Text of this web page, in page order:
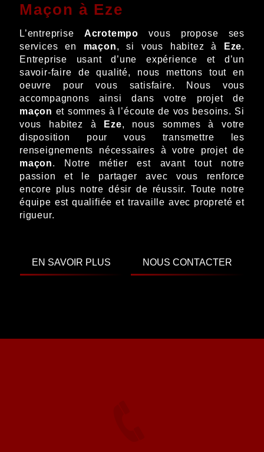
maçon à Eze
L’entreprise Acrotempo vous propose ses
services en maçon, si vous habitez à Eze.
Entreprise usant d’une expérience et d’un
savoir-faire de qualité, nous mettons tout en
oeuvre pour vous satisfaire. Nous vous
accompagnons ainsi dans votre projet de
maçon et sommes à l’écoute de vos besoins. Si
vous habitez à
Eze, nous sommes à votre
disposition pour vous transmettre les
renseignements nécessaires à votre projet de
maçon. Notre métier est avant tout notre
passion et le partager avec vous renforce
encore plus notre désir de réussir. Toute notre
équipe est qualifiée et travaille avec propreté et
rigueur.
EN SAVOIR PLUS NOUS CONTACTER